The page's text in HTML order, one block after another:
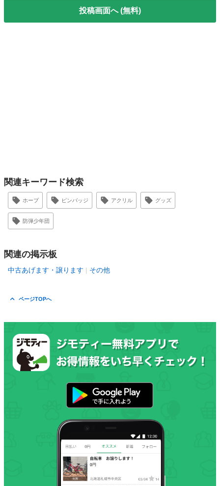
投稿画面へ (無料)
関連キーワード検索
ホープ ピンバッジ アクリル グッズ
防弾少年団
関連の掲示板
中古あげます・譲ります その他
ページTOPへ